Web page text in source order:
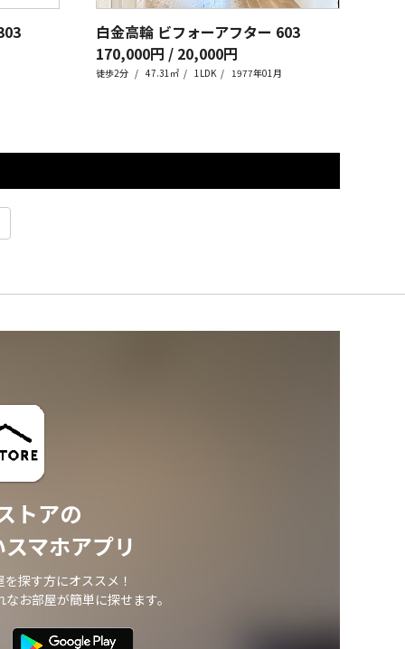
白金高輪 ビフォーアフター 603
170,000円 / 20,000円
徒歩2分 47.31㎡ 1LDK 1977年01月
トアの
マホアプリ
探す方にオススメ！
お部屋が簡単に探せます。